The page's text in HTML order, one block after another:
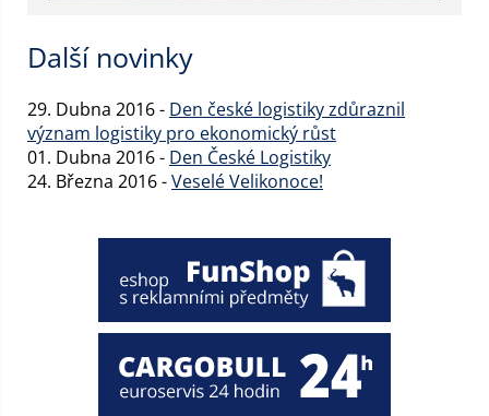
Další novinky
29. Dubna 2016 - Den české logistiky zdůraznil
význam logistiky pro ekonomický růst
01. Dubna 2016 - Den České Logistiky
24. Března 2016 -Veselé Velikonoce!